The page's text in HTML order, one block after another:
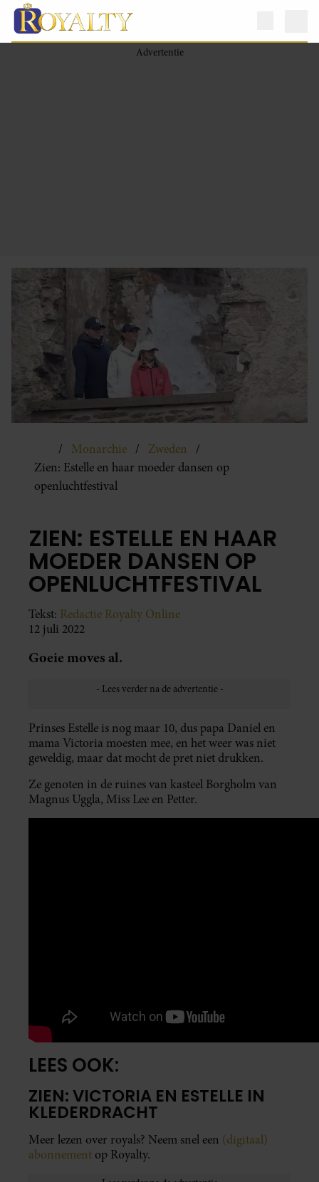
Monarchie
Zweden
Zien: Estelle en haar moeder dansen op
openluchtfestival
ZIEN: ESTELLE EN HAAR
MOEDER DANSEN OP
OPENLUCHTFESTIVAL
Tekst: Redactie Royalty Online
12 juli 2022
Goeie moves al.
Prinses Estelle is nog maar 10, dus papa Daniel en
mama Victoria moesten mee, en het weer was niet
geweldig, maar dat mocht de pret niet drukken.
Ze genoten in de ruines van kasteel Borgholm van
Magnus Uggla, Miss Lee en Petter.
LEES OOK:
ZIEN: VICTORIA EN ESTELLE IN
KLEDERDRACHT
Meer lezen over royals? Neem snel een (digitaal)
abonnement op Royalty.